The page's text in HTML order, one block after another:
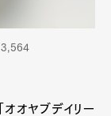
オヤブデイリー